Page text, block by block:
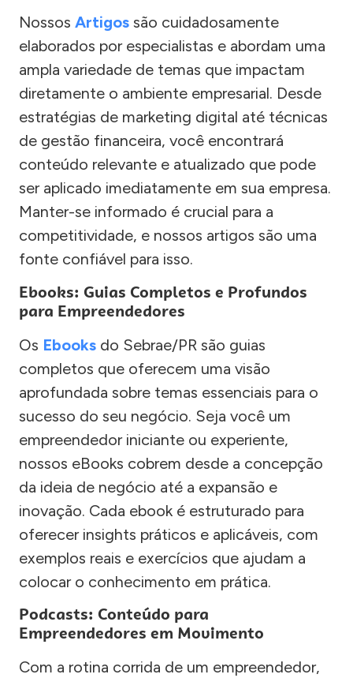
Nossos Artigos são cuidadosamente
elaborados por especialistas e abordam uma
ampla variedade de temas que impactam
diretamente o ambiente empresarial. Desde
estratégias de marketing digital até técnicas
de gestão financeira, você encontrará
conteúdo relevante e atualizado que pode
ser aplicado imediatamente em sua empresa.
Manter-se informado é crucial para a
competitividade, e nossos artigos são uma
fonte confiável para isso.
Ebooks: Guias Completos e Profundos
para Empreendedores
Os Ebooks do Sebrae/PR são guias
completos que oferecem uma visão
aprofundada sobre temas essenciais para o
sucesso do seu negócio. Seja você um
empreendedor iniciante ou experiente,
nossos eBooks cobrem desde a concepção
da ideia de negócio até a expansão e
inovação. Cada ebook é estruturado para
oferecer insights práticos e aplicáveis, com
exemplos reais e exercícios que ajudam a
colocar o conhecimento em prática.
Podcasts: Conteúdo para
Empreendedores em Movimento
Com a rotina corrida de um empreendedor,